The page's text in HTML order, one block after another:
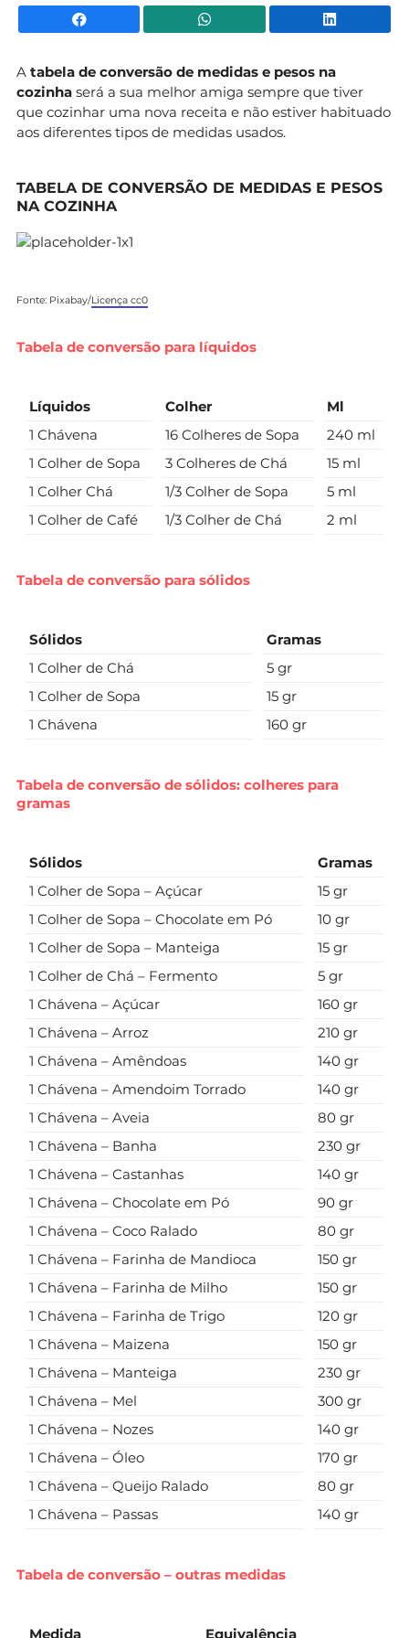
Facebook WhatsApp
A tabela de conversão de medidas e pesos na
cozinha será a sua melhor amiga sempre que tiver
que cozinhar uma nova receita e não estiver habituado
aos diferentes tipos de medidas usados.
TABELA DE CONVERSÃO DE MEDIDAS E PESOS
NA COZINHA
Fonte: Pixabay/Licença cc0
Tabela de conversão para líquidos
Líquidos Colher
Ml
1 Chávena
16 Colheres de Sopa
240 ml
1 Colher de Sopa
3 Colheres de Chá
15 ml
1 Colher Chá
1/3 Colher de Sopa
5 ml
1 Colher de Café
1/3 Colher de Chá 2 ml
Tabela de conversão para sólidos
Sólidos
Gramas
1 Colher de Chá
5 gr
1 Colher de Sopa
15 gr
1 Chávena
160 gr
Tabela de conversão de sólidos: colheres para
gramas
Sólidos
Gramas
1 Colher de Sopa – Açúcar
15 gr
1 Colher de Sopa – Chocolate em Pó
10 gr
1 Colher de Sopa – Manteiga
15 gr
1 Colher de Chá – Fermento
5 gr
1 Chávena – Açúcar
160 gr
1 Chávena – Arroz
210 gr
1 Chávena – Amêndoas
140 gr
1 Chávena – Amendoim Torrado
140 gr
1 Chávena – Aveia
80 gr
1 Chávena – Banha
230 gr
1 Chávena – Castanhas
140 gr
1 Chávena – Chocolate em Pó
90 gr
1 Chávena – Coco Ralado
80 gr
1 Chávena – Farinha de Mandioca
150 gr
1 Chávena – Farinha de Milho
150 gr
1 Chávena – Farinha de Trigo
120 gr
1 Chávena – Maizena
150 gr
1 Chávena – Manteiga
230 gr
1 Chávena – Mel
300 gr
1 Chávena – Nozes
140 gr
1 Chávena – Óleo
170 gr
1 Chávena – Queijo Ralado
80 gr
1 Chávena – Passas
140 gr
Tabela de conversão – outras medidas
Medida Equivalência